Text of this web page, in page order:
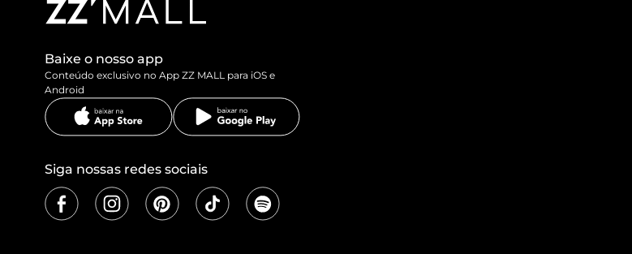
Baixe o nosso app
Conteúdo exclusivo no App ZZ MALL para iOS e
Android
Siga nossas redes sociais